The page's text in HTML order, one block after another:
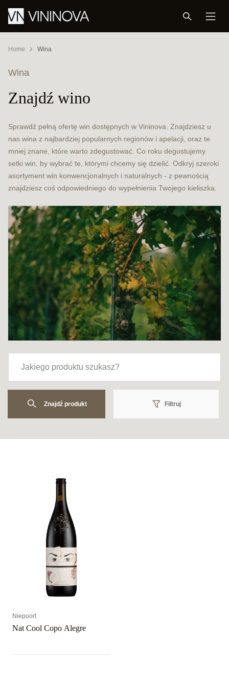
Home Wina
Wina
Znajdź wino
Sprawdź pełną ofertę win dostępnych w Vininova. Znajdziesz u
nas wina z najbardziej popularnych regionów i apelacji, oraz te
mniej znane, które warto zdegustować. Co roku degustujemy
setki win, by wybrać te, którymi chcemy się dzielić. Odkryj szeroki
asortyment win konwencjonalnych i naturalnych - z pewnością
znajdziesz coś odpowiedniego do wypełnienia Twojego kieliszka.
Znajdź produkt Filtruj
Niepoort
Nat Cool Copo Alegre